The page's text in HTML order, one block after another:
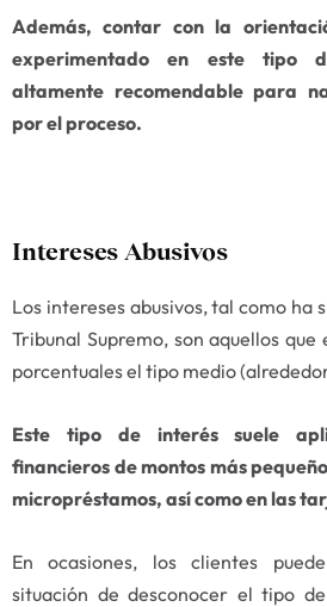
Además, contar con la
experimentado en este tipo
altamente recomendable para
por el proceso.
Intereses Abusivos
Los intereses abusivos, tal como ha
Tribunal Supremo, son aquellos que
porcentuales el tipo medio
Este tipo de interés suele
financieros de montos más
micropréstamos, así como en las
En ocasiones, los clientes
situación de desconocer el tipo